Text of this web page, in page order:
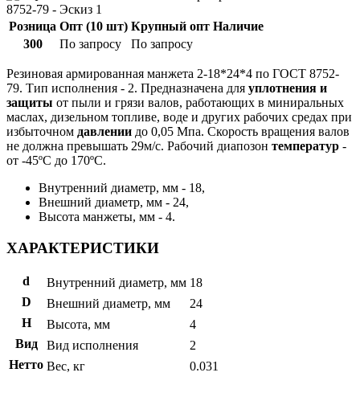
Розница Опт (10 шт) Крупный опт Наличие
300
По запросу По запросу
Резиновая армированная манжета 2-18*24*4 по ГОСТ 8752-
79. Тип исполнения - 2. Предназначена для уплотнения и
защиты от пыли и грязи валов, работающих в миниральных
маслах, дизельном топливе, воде и других рабочих средах при
избыточном давлении до 0,05 Мпа. Скорость вращения валов
не должна превышать 29м/с. Рабочий диапозон температур -
от -45ºС до 170ºС.
Внутренний диаметр, мм - 18,
Внешний диаметр, мм - 24,
Высота манжеты, мм - 4.
ХАРАКТЕРИСТИКИ
d Внутренний диаметр, мм 18
D
Внешний диаметр, мм
24
H
Высота, мм
4
Вид
Вид исполнения
2
Нетто Вес, кг 0.031